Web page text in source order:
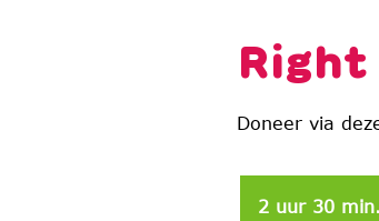
Doneer via
2 uur 30 min.